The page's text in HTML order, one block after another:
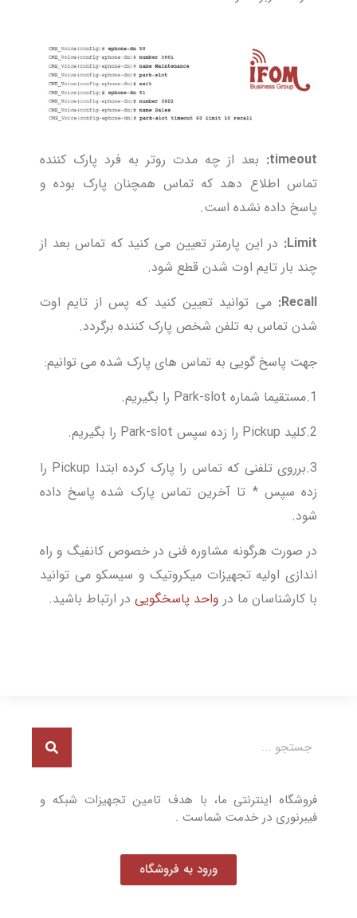
timeout: بعد از چه مدت روتر به فرد پارک کننده
تماس اطلاع دهد که تماس همچنان پارک بوده و
پاسخ داده نشده است.
Limit: در این پارمتر تعیین می کنید که تماس بعد از
چند بار تایم اوت شدن قطع شود.
Recall: می توانید تعیین کنید که پس از تایم اوت
شدن تماس به تلفن شخص پارک کننده برگردد.
جهت پاسخ گویی به تماس های پارک شده می توانیم:
1.مستقیما شماره Park-slot را بگیریم.
2.کلید Pickup را زده سپس Park-slot را بگیریم.
3.برروی تلفنی که تماس را پارک کرده ابتدا Pickup را
زده سپس * تا آخرین تماس پارک شده پاسخ داده
شود.
در صورت هرگونه مشاوره فنی در خصوص کانفیگ و راه
اندازی اولیه تجهیزات میکروتیک و سیسکو می توانید
با کارشناسان ما در واحد پاسخگویی در ارتباط باشید.
فروشگاه اینترنتی ما، با هدف تامین تجهیزات شبکه و
فیبرنوری در خدمت شماست .
ورود به فروشگاه